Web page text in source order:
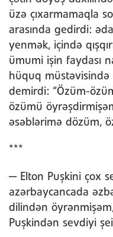
üzə çıxarmamaqla
arasında gedirdi:
yenmək, içində
ümumi işin faydası
hüquq müstəvisində
demirdi: “Özüm-
özümü
əsəblərimə dözüm,
***
— Elton Puşkini çox
azərbaycancada
dilindən
Puşkindən sevdiyi